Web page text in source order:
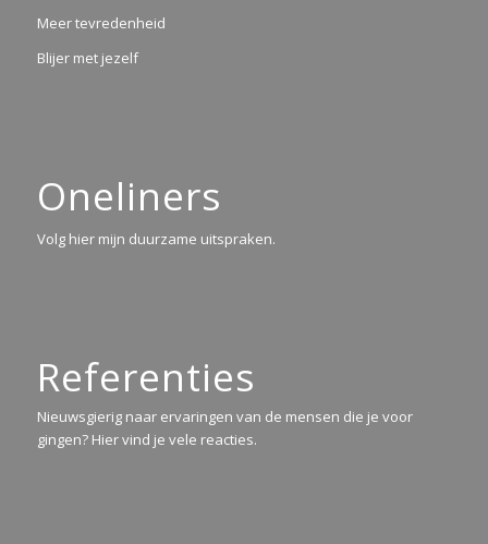
Meer tevredenheid
Blijer met jezelf
Oneliners
Volg hier mijn duurzame uitspraken.
Referenties
Nieuwsgierig naar ervaringen van de mensen die je voor
gingen? Hier vind je vele reacties.